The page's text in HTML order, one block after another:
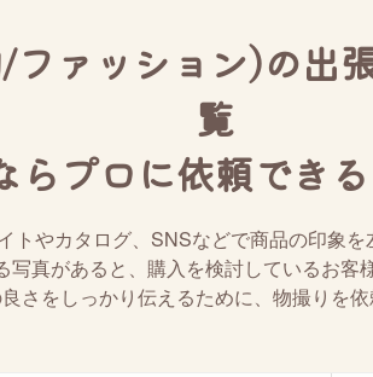
ァッション)の出
覧
らプロに依頼できる
トやカタログ、SNSなどで商品の印象を
真があると、購入を検討しているお客
さをしっかり伝えるために、物撮りを